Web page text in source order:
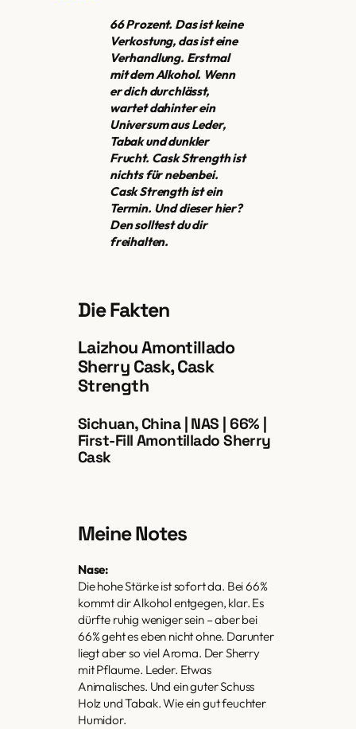
66 Prozent. Das ist keine
Verkostung, das ist eine
Verhandlung. Erstmal
mit dem Alkohol. Wenn
er dich durchlässt,
wartet dahinter ein
Universum aus Leder,
Tabak und dunkler
Frucht. Cask Strength ist
nichts für nebenbei.
Cask Strength ist ein
Termin. Und dieser hier?
Den solltest du dir
freihalten.
Die Fakten
Laizhou Amontillado
Sherry Cask, Cask
Strength
Sichuan, China | NAS | 66% |
First-Fill Amontillado Sherry
Cask
Meine Notes
Nase:
Die hohe Stärke ist sofort da. Bei 66%
kommt dir Alkohol entgegen, klar. Es
dürfte ruhig weniger sein – aber bei
66% geht es eben nicht ohne. Darunter
liegt aber so viel Aroma. Der Sherry
mit Pflaume. Leder. Etwas
Animalisches. Und ein guter Schuss
Holz und Tabak. Wie ein gut feuchter
Humidor.